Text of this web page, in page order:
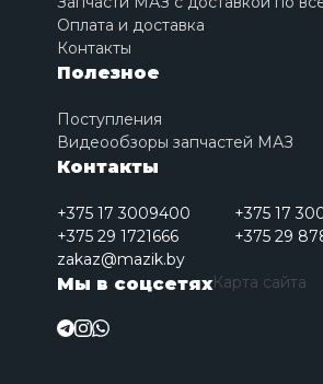
Оплата и доставка
Контакты
Полезное
Поступления
Видеообзоры запчастей МАЗ
Контакты
+375 17 3009400
+375 17
+375 29 1721666
+375 29
zakaz@mazik.by
Мы в соцсетяхКарта сайта